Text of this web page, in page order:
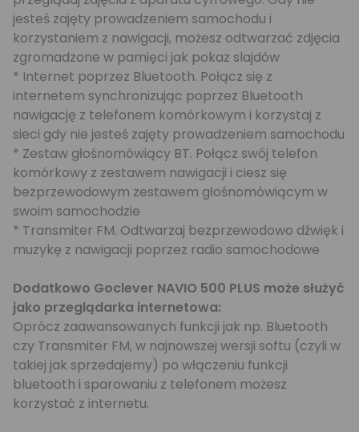
jesteś zajęty prowadzeniem samochodu i
korzystaniem z nawigacji, możesz odtwarzać zdjęcia
zgromadzone w pamięci jak pokaz slajdów
* Internet poprzez Bluetooth. Połącz się z
internetem synchronizując poprzez Bluetooth
nawigację z telefonem komórkowym i korzystaj z
sieci gdy nie jesteś zajęty prowadzeniem samochodu
* Zestaw głośnomówiący BT. Połącz swój telefon
komórkowy z zestawem nawigacji i ciesz się
bezprzewodowym zestawem głośnomówiącym w
swoim samochodzie
* Transmiter FM. Odtwarzaj bezprzewodowo dźwięk i
muzykę z nawigacji poprzez radio samochodowe
Dodatkowo Goclever NAVIO 500 PLUS może służyć
jako przeglądarka internetowa:
Oprócz zaawansowanych funkcji jak np. Bluetooth
czy Transmiter FM, w najnowszej wersji softu (czyli w
takiej jak sprzedajemy) po włączeniu funkcji
bluetooth i sparowaniu z telefonem możesz
korzystać z internetu.